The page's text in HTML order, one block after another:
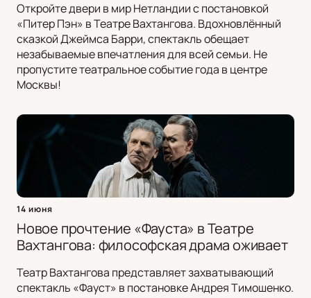
Откройте двери в мир Нетландии с постановкой
«Питер Пэн» в Театре Вахтангова. Вдохновлённый
сказкой Джеймса Барри, спектакль обещает
незабываемые впечатления для всей семьи. Не
пропустите театральное событие года в центре
Москвы!
14 июня
Новое прочтение «Фауста» в Театре
Вахтангова: философская драма оживает
Театр Вахтангова представляет захватывающий
спектакль «Фауст» в постановке Андрея Тимошенко.